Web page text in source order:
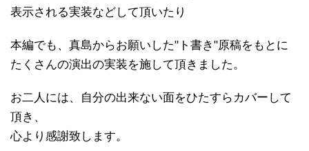
表示される実装などして頂いたり
本編でも、真島からお願いした"ト書き"原稿をもとに
たくさんの演出の実装を施して頂きました。
お二人には、自分の出来ない面をひたすらカバーして
頂き、
心より感謝致します。